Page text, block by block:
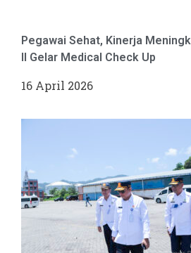
Pegawai Sehat, Kinerja
II Gelar Medical Check Up
16 April 2026